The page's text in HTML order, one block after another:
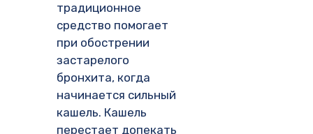
традиционное
средство помогает
при обострении
застарелого
бронхита, когда
начинается сильный
кашель. Кашель
перестает допекать